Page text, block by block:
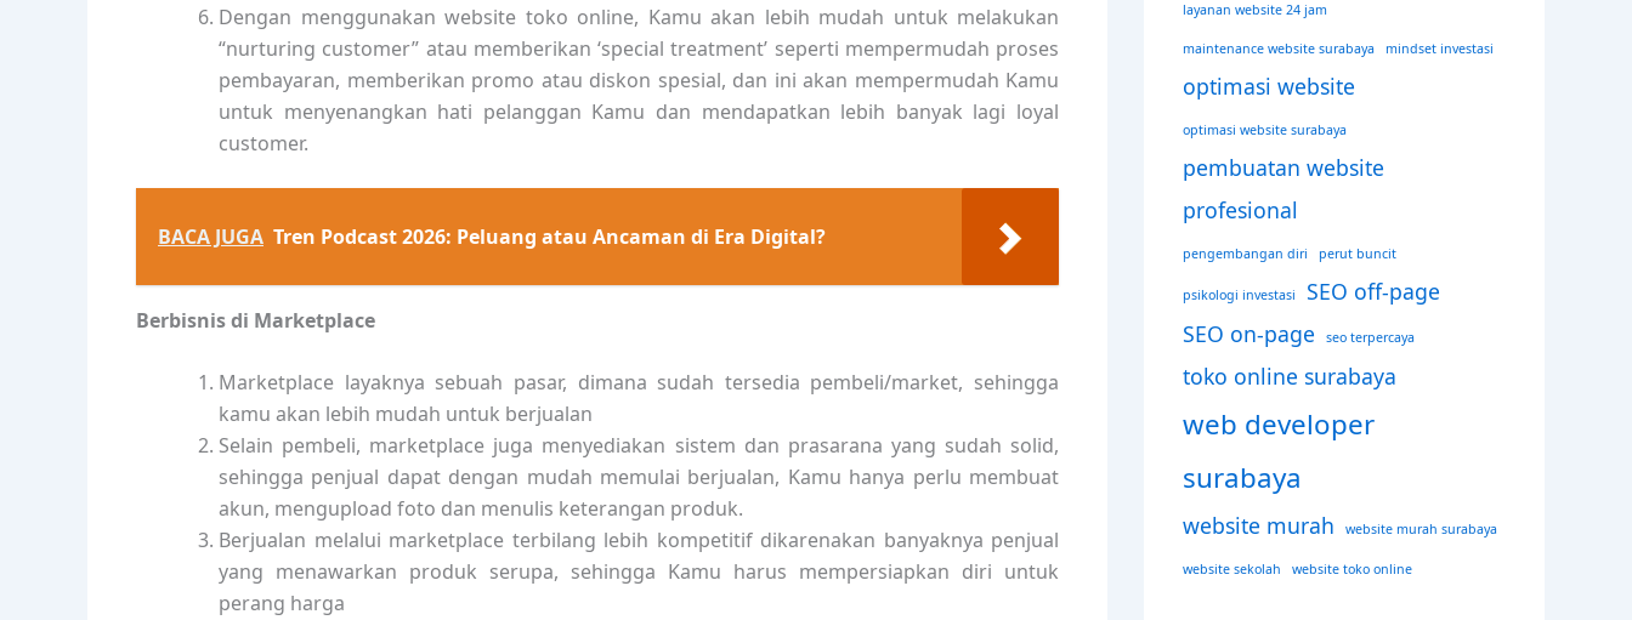
Dengan menggunakan website toko online, Kamu akan lebih mudah untuk melakukan
“nurturing customer” atau memberikan ‘special treatment’ seperti mempermudah proses
pembayaran, memberikan promo atau diskon spesial, dan ini akan mempermudah Kamu
untuk menyenangkan hati pelanggan Kamu dan mendapatkan lebih banyak lagi loyal
customer.
BACA JUGA Tren Podcast 2026: Peluang atau Ancaman di Era Digital?
Berbisnis di Marketplace
Marketplace layaknya sebuah pasar, dimana sudah tersedia pembeli/market, sehingga
kamu akan lebih mudah untuk berjualan
Selain pembeli, marketplace juga menyediakan sistem dan prasarana yang sudah solid,
sehingga penjual dapat dengan mudah memulai berjualan, Kamu hanya perlu membuat
akun, mengupload foto dan menulis keterangan produk.
Berjualan melalui marketplace terbilang lebih kompetitif dikarenakan banyaknya penjual
yang menawarkan produk serupa, sehingga Kamu harus mempersiapkan diri untuk
perang harga
layanan website 24 jam
maintenance website surabaya mindset investasi
optimasi website
optimasi website surabaya
pembuatan website
profesional
pengembangan diri perut buncit
psikologi investasi
SEO off-page
SEO on-page
seo terpercaya
toko online surabaya
web developer
surabaya
website murah website murah surabaya
website sekolah website toko online